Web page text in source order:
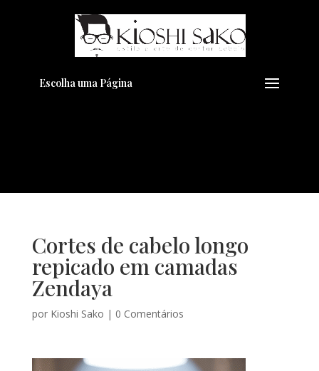
Escolha uma Página
Cortes de cabelo longo
repicado em camadas
Zendaya
por Kioshi Sako | 0 Comentários
Pensando em transformar seu
Visual??